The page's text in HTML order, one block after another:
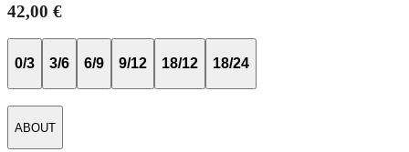
42,00 €
0/3 3/6 6/9 9/12 18/12 18/24
ABOUT